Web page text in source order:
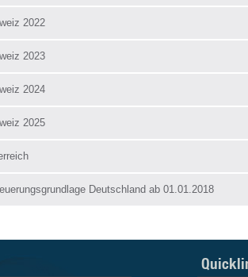
2022
2023
2024
2025
Deutschland ab 01.01.2018